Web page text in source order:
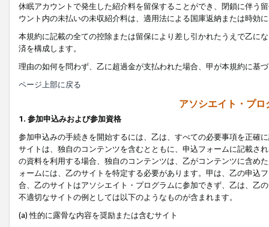
休眠アカウントで発生した紹介料を留保することができ、閉鎖に伴う
ウント内の未払いの未収紹介料は、適用法による国庫返納または時効
本規約に記載の全ての控除または留保により差し引かれたうえで乙に
済を構成します。
理由の如何を問わず、乙に超過金が支払われた場合、甲が本規約に基
ページ上部に戻る
アソシエイト・プ
1. 参加申込みおよび参加資格
参加申込みの手続きを開始するには、乙は、すべての必要事項を正確
サイトは、独自のコンテンツを含むとともに、申込フォームに記載さ
の資料を利用する場合、独自のコンテンツは、乙がコンテンツに含め
ォームには、乙のサイトを特定する必要があります。甲は、乙の申込
合、乙のサイトはアソシエイト・プログラムに参加できず、乙は、乙
不適切なサイトの例としては以下のようなものが含まれます。
(a) 性的に露骨な内容を奨励または含むサイト